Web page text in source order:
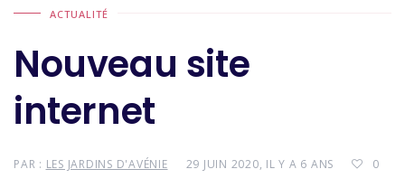
ACTUALITÉ
Nouveau site
internet
PAR : LES JARDINS D'AVÉNIE 29 JUIN 2020, IL Y A 6 ANS 0